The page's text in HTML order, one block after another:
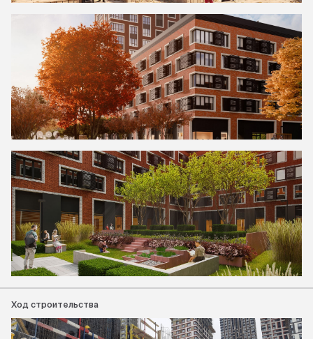
Ход строительства